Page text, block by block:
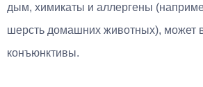
дым, химикаты и аллергены
шерсть домашних животных), может
конъюнктивы.